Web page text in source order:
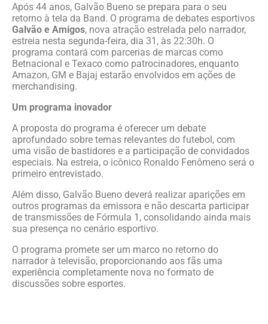
Após 44 anos, Galvão Bueno se prepara para o seu
retorno à tela da Band. O programa de debates esportivos
Galvão e Amigos, nova atração estrelada pelo narrador,
estreia nesta segunda-feira, dia 31, às 22:30h. O
programa contará com parcerias de marcas como
Betnacional e Texaco como patrocinadores, enquanto
Amazon, GM e Bajaj estarão envolvidos em ações de
merchandising.
Um programa inovador
A proposta do programa é oferecer um debate
aprofundado sobre temas relevantes do futebol, com
uma visão de bastidores e a participação de convidados
especiais. Na estreia, o icônico Ronaldo Fenômeno será o
primeiro entrevistado.
Além disso, Galvão Bueno deverá realizar aparições em
outros programas da emissora e não descarta participar
de transmissões de Fórmula 1, consolidando ainda mais
sua presença no cenário esportivo.
O programa promete ser um marco no retorno do
narrador à televisão, proporcionando aos fãs uma
experiência completamente nova no formato de
discussões sobre esportes.